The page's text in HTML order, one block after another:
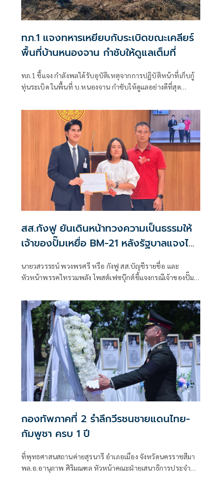
ทภ.1 แจงทหารเหยียบกับระเบิดขณะเคลียร์
พื้นที่บ้านหนองจาน กำชับให้ดูแลเต็มที่
ทภ.1 ชี้แจง กำลังพลได้รับอุบัติเหตุจากการปฏิบัติหน้าที่เก็บกู้
ทุ่นระเบิด ในพื้นที่ บ.หนองจาน กำชับให้ดูแลอย่างดีที่สุด
ปัจจุบันสร้างพื้นที่ปลอดภัยแล้ว 76.73%
สส.กังฟู ยันเดินหน้าทวงความเป็นธรรมให้
เจ้าของปั๊มเหยื่อ BM-21 หลังรัฐบาลแจงไม่
นายวสวรรธน์ พวงพรศรี หรือ กังฟู สส.บัญชีรายชื่อ และ
หัวหน้าพรรคไทรวมพลัง โพสต์เฟซบุ๊กต์ชี้แจงกรณีเจ้าของปั๊ม
เสียหายจากจรวด BM-21 ของกัมพูชา ออกมาร้องเรียนว่ายังไม่
ได้รับเงินเยียวจากภาครัฐ ก่อนที่นางสาวรัชดา ธนาดิเรก โฆษก
ประจำสำนักนายกรัฐมนตรี ยืนยันว่า
กองทัพภาคที่ 2 รำลึกวีรชนชายแดนไทย-
กัมพูชา ครบ 1 ปี
ที่พุทธศาสนสถานค่ายสุรนารี อำเภอเมือง จังหวัดนครราชสีมา
พล.อ.อานุภาพ ศิริมณฑล หัวหน้าคณะฝ่ายเสนาธิการประจำผู้